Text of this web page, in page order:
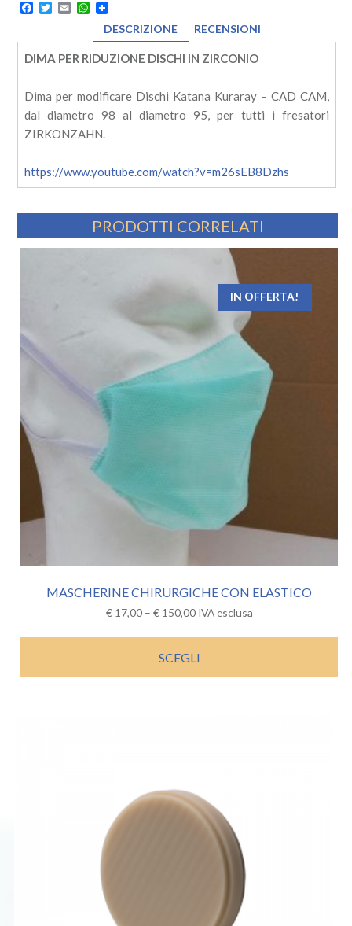
A
95
SP
DENTAL
quantità
Facebook
TwitterEmailWhatsApp
DESCRIZIONE
RECENSIONI
DIMA PER RIDUZIONE DISCHI IN ZIRCONIO
Dima per modificare Dischi Katana Kuraray – CAD CAM,
dal diametro 98 al diametro 95, per tutti i fresatori
ZIRKONZAHN.
https://www.youtube.com/watch?v=m26sEB8Dzhs
PRODOTTI CORRELATI
IN OFFERTA!
MASCHERINE CHIRURGICHE CON ELASTICO
€17,00– €150,00 IVA esclusa
SCEGLI